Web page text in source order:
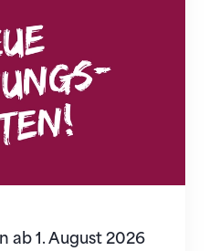
ab 1. August 2026